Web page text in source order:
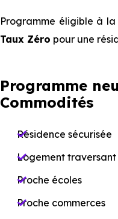
Programme éligible à la
Taux Zéro pour une
Programme
Commodités
Résidence sécurisée
Logement traversant
Proche écoles
Proche commerces